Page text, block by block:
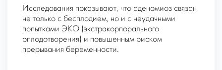
Исследования показывают, что аденомиоз связан
не только с бесплодием, но и с неудачными
попытками ЭКО (экстракорпорального
оплодотворения) и повышенным риском
прерывания беременности.